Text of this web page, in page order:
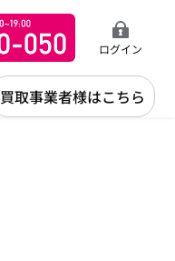
ログイン
買取事業者様はこちら